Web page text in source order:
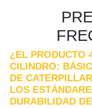
¿EL PRODUCTO
CILINDRO:
DE
LOS
DURABILIDAD